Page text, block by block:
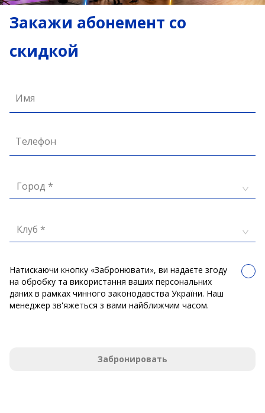
Закажи абонемент со
скидкой
Имя
Телефон
Город *
Клуб *
Натискаючи кнопку «Забронювати», ви надаєте згоду
на обробку та використання ваших персональних
даних в рамках чинного законодавства України. Наш
менеджер зв'яжеться з вами найближчим часом.
Забронировать